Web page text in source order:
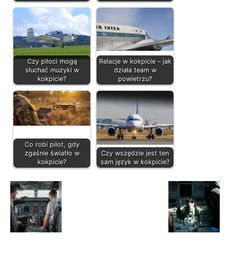
Czy piloci mogą
słuchać muzyki w
kokpicie?
Relacje w kokpicie – jak
działa team w
powietrzu?
Co robi pilot, gdy
zgaśnie światło w
kokpicie?
Czy wszędzie jest ten
sam język w kokpicie?